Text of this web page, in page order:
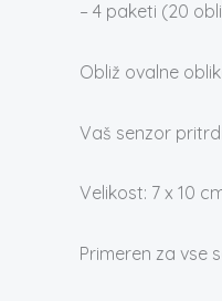
– 4 paketi (20
Obliž ovalne
Vaš senzor
Velikost: 7 x 10
Primeren za vse